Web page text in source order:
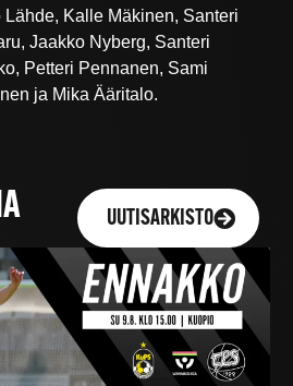
Kalle Mäkinen, Santeri
Jaakko Nyberg, Santeri
Petteri Pennanen, Sami
ja Mika Ääritalo.
UUTISARKISTO